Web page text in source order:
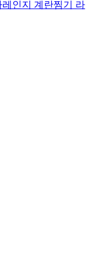
레인지 계란찜기 라